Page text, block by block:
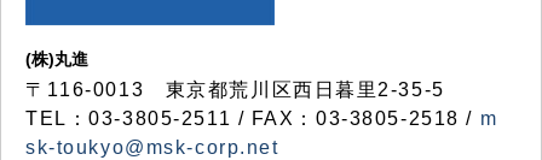
(株)丸進
〒116-0013 東京都荒川区西日暮里2-35-5
TEL：03-3805-2511 / FAX：03-3805-2518 / m
sk-toukyo@msk-corp.net